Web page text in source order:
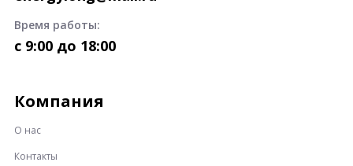
Время работы:
c 9:00 до 18:00
Компания
О нас
Контакты